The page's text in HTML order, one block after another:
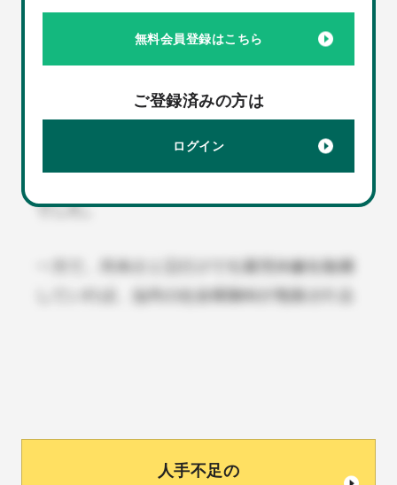
無料会員登録はこちら
ご登録済みの方は
ログイン
人手不足の